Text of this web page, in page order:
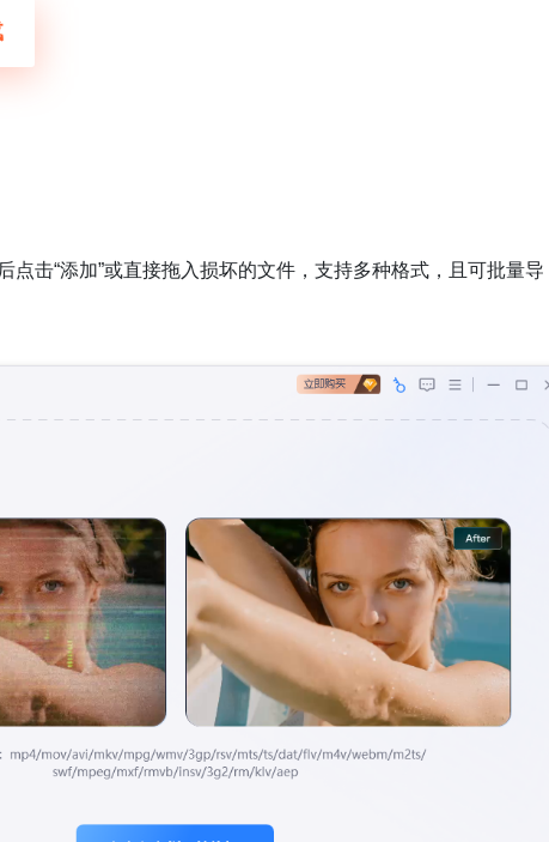
点击“添加”或直接拖入损坏的文件，支持多种格式，且可批量导